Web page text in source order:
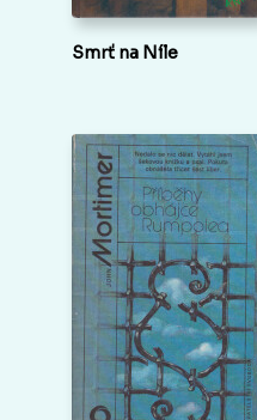
Smrť na Níle